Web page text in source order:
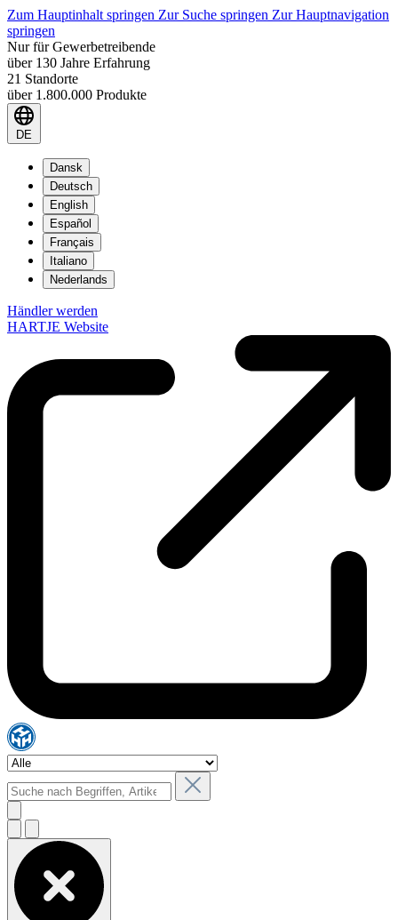
Zum Hauptinhalt springen Zur Suche springen Zur Hauptnavigation
springen
Nur für Gewerbetreibende
über 130 Jahre Erfahrung
21 Standorte
über 1.800.000 Produkte
DE
Dansk
Deutsch
English
Español
Français
Italiano
Nederlands
Händler werden
HARTJE Website